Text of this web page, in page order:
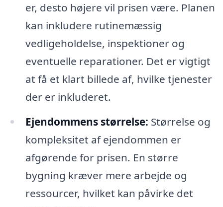
er, desto højere vil prisen være. Planen
kan inkludere rutinemæssig
vedligeholdelse, inspektioner og
eventuelle reparationer. Det er vigtigt
at få et klart billede af, hvilke tjenester
der er inkluderet.
Ejendommens størrelse: Størrelse og
kompleksitet af ejendommen er
afgørende for prisen. En større
bygning kræver mere arbejde og
ressourcer, hvilket kan påvirke det